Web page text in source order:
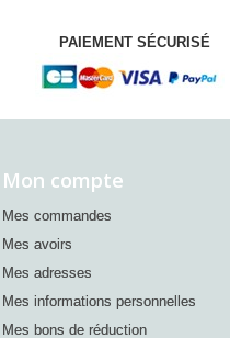
PAIEMENT SÉCURISÉ
Mon compte
Mes commandes
Mes avoirs
Mes adresses
Mes informations personnelles
Mes bons de réduction